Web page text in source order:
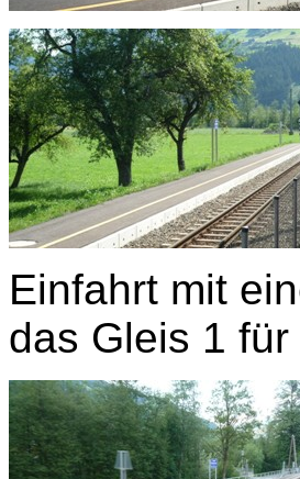
Einfahrt mit
das Gleis 1